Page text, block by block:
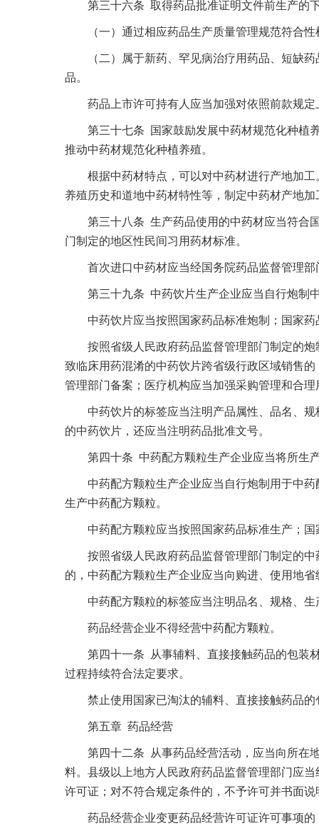
第三十六条 取得药品批准证明文件前生产的下
（一）通过相应药品生产质量管理规范符合性
（二）属于新药、罕见病治疗用药品、短缺药
品。
药品上市许可持有人应当加强对依照前款规定
第三十七条 国家鼓励发展中药材规范化种植养
推动中药材规范化种植养殖。
根据中药材特点，可以对中药材进行产地加工
养殖历史和道地中药材特性等，制定中药材产地加
第三十八条 生产药品使用的中药材应当符合国
门制定的地区性民间习用药材标准。
首次进口中药材应当经国务院药品监督管理部
第三十九条 中药饮片生产企业应当自行炮制中
中药饮片应当按照国家药品标准炮制；国家药
按照省级人民政府药品监督管理部门制定的炮
致临床用药混淆的中药饮片跨省级行政区域销售
管理部门备案；医疗机构应当加强采购管理和合
中药饮片的标签应当注明产品属性、品名、规
的中药饮片，还应当注明药品批准文号。
第四十条 中药配方颗粒生产企业应当将所生产
中药配方颗粒生产企业应当自行炮制用于中药
生产中药配方颗粒。
中药配方颗粒应当按照国家药品标准生产；国
按照省级人民政府药品监督管理部门制定的中
的，中药配方颗粒生产企业应当向购进、使用地
中药配方颗粒的标签应当注明品名、规格、生
药品经营企业不得经营中药配方颗粒。
第四十一条 从事辅料、直接接触药品的包装材
过程持续符合法定要求。
禁止使用国家已淘汰的辅料、直接接触药品的
第五章 药品经营
第四十二条 从事药品经营活动，应当向所在地
料。县级以上地方人民政府药品监督管理部门应
许可证；对不符合规定条件的，不予许可并书面说
药品经营企业变更药品经营许可证许可事项的